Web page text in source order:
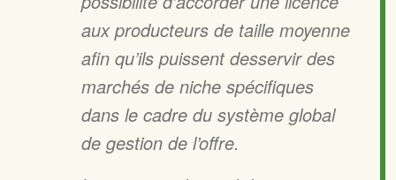
aux producteurs de taille moyenne
afin qu’ils puissent desservir des
marchés de niche spécifiques
dans le cadre du système global
de gestion de l’offre.